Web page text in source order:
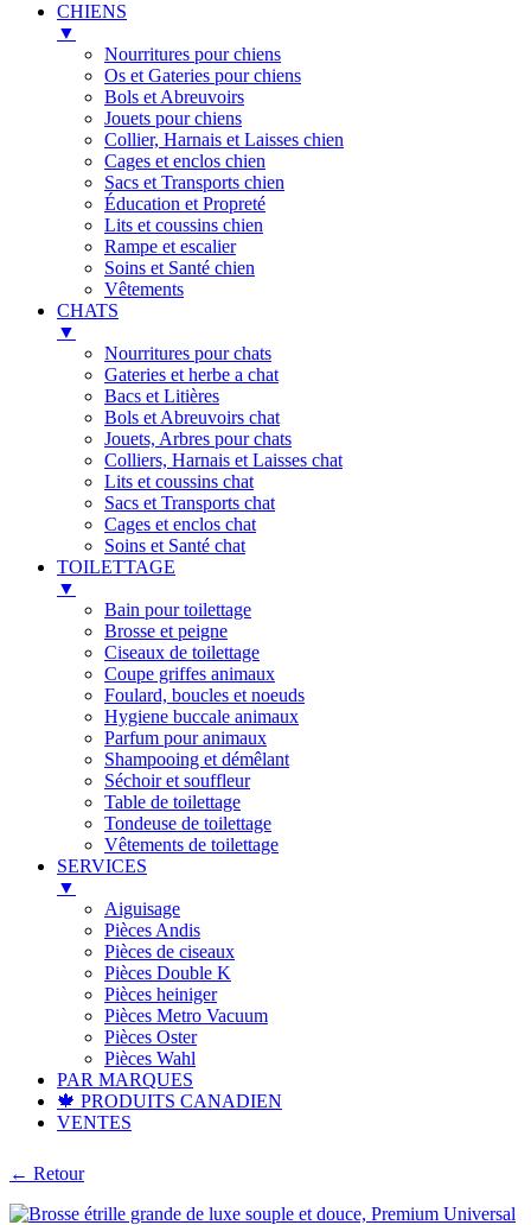
CHIENS
▼
Nourritures pour chiens
Os et Gateries pour chiens
Bols et Abreuvoirs
Jouets pour chiens
Collier, Harnais et Laisses chien
Cages et enclos chien
Sacs et Transports chien
Éducation et Propreté
Lits et coussins chien
Rampe et escalier
Soins et Santé chien
Vêtements
CHATS
▼
Nourritures pour chats
Gateries et herbe a chat
Bacs et Litières
Bols et Abreuvoirs chat
Jouets, Arbres pour chats
Colliers, Harnais et Laisses chat
Lits et coussins chat
Sacs et Transports chat
Cages et enclos chat
Soins et Santé chat
TOILETTAGE
▼
Bain pour toilettage
Brosse et peigne
Ciseaux de toilettage
Coupe griffes animaux
Foulard, boucles et noeuds
Hygiene buccale animaux
Parfum pour animaux
Shampooing et démêlant
Séchoir et souffleur
Table de toilettage
Tondeuse de toilettage
Vêtements de toilettage
SERVICES
▼
Aiguisage
Pièces Andis
Pièces de ciseaux
Pièces Double K
Pièces heiniger
Pièces Metro Vacuum
Pièces Oster
Pièces Wahl
PAR MARQUES
🍁 PRODUITS CANADIEN
VENTES
← Retour